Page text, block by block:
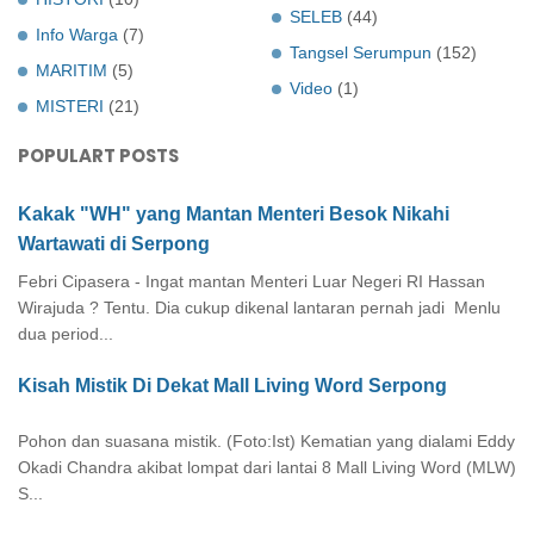
Info Warga (7)
MARITIM (5)
MISTERI (21)
SELEB (44)
Tangsel Serumpun (152)
Video (1)
POPULART POSTS
Kakak "WH" yang Mantan Menteri Besok Nikahi
Wartawati di Serpong
Febri Cipasera - Ingat mantan Menteri Luar Negeri RI Hassan
Wirajuda ? Tentu. Dia cukup dikenal lantaran pernah jadi Menlu
dua period...
Kisah Mistik Di Dekat Mall Living Word Serpong
Pohon dan suasana mistik. (Foto:Ist) Kematian yang dialami Eddy
Okadi Chandra akibat lompat dari lantai 8 Mall Living Word (MLW)
S...